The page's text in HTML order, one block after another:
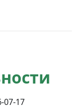
07-17